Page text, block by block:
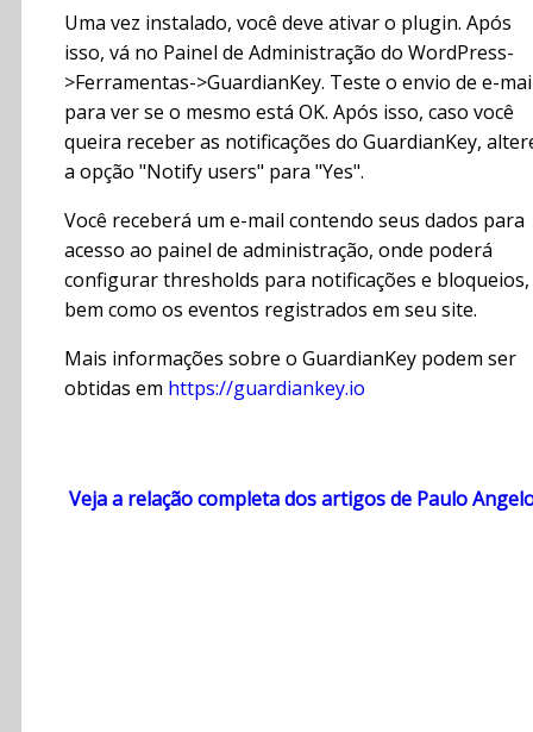
Uma vez instalado, você deve ativar o plugin. Após
isso, vá no Painel de Administração do WordPress-
>Ferramentas->GuardianKey. Teste o envio de e-
para ver se o mesmo está OK. Após isso, caso você
queira receber as notificações do GuardianKey,
a opção "Notify users" para "Yes".
Você receberá um e-mail contendo seus dados para
acesso ao painel de administração, onde poderá
configurar thresholds para notificações e bloqueios,
bem como os eventos registrados em seu site.
Mais informações sobre o GuardianKey podem ser
obtidas em https://guardiankey.io
Veja a relação completa dos artigos de Paulo